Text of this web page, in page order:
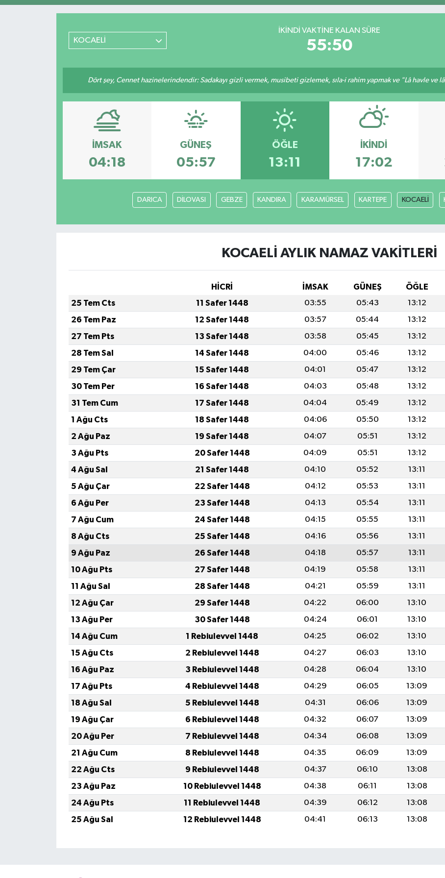
KOCAELİ
İKINDI VAKTINE KALAN SÜRE
55:50
Dört şey, Cennet hazinelerindendir: Sadakayı gizli vermek, musibeti gizlemek, sıla-i rahim yapmak ve "Lâ havle ve
İMSAK
04:18
GÜNEŞ
05:57
ÖĞLE
13:11
İKINDI
17:02
DARICA DİLOVASI GEBZE KANDIRA KARAMÜRSEL KARTEPE KOCAELİ
KOCAELİ AYLIK NAMAZ VAKITLERI
HİCRİ İMSAK GÜNEŞ ÖĞLE
25 Tem Cts
11 Safer 1448 03:55 05:43 13:12
26 Tem Paz
12 Safer 1448 03:57 05:44 13:12
27 Tem Pts
13 Safer 1448 03:58 05:45 13:12
28 Tem Sal
14 Safer 1448 04:00 05:46 13:12
29 Tem Çar
15 Safer 1448 04:01 05:47 13:12
30 Tem Per
16 Safer 1448 04:03 05:48 13:12
31 Tem Cum
17 Safer 1448 04:04 05:49 13:12
1 Ağu Cts
18 Safer 1448 04:06 05:50 13:12
2 Ağu Paz
19 Safer 1448 04:07 05:51 13:12
3 Ağu Pts
20 Safer 1448 04:09 05:51 13:12
4 Ağu Sal
21 Safer 1448 04:10 05:52 13:11
5 Ağu Çar
22 Safer 1448 04:12 05:53 13:11
6 Ağu Per
23 Safer 1448 04:13 05:54 13:11
7 Ağu Cum
24 Safer 1448 04:15 05:55 13:11
8 Ağu Cts
25 Safer 1448 04:16 05:56 13:11
9 Ağu Paz
26 Safer 1448 04:18 05:57 13:11
10 Ağu Pts
27 Safer 1448 04:19 05:58 13:11
11 Ağu Sal
28 Safer 1448 04:21 05:59 13:11
12 Ağu Çar
29 Safer 1448 04:22 06:00 13:10
13 Ağu Per
30 Safer 1448 04:24 06:01 13:10
14 Ağu Cum
1 Rebiulevvel 1448 04:25 06:02 13:10
15 Ağu Cts
2 Rebiulevvel 1448 04:27 06:03 13:10
16 Ağu Paz
3 Rebiulevvel 1448 04:28 06:04 13:10
17 Ağu Pts
4 Rebiulevvel 1448 04:29 06:05 13:09
18 Ağu Sal
5 Rebiulevvel 1448 04:31 06:06 13:09
19 Ağu Çar
6 Rebiulevvel 1448 04:32 06:07 13:09
20 Ağu Per
7 Rebiulevvel 1448 04:34 06:08 13:09
21 Ağu Cum
8 Rebiulevvel 1448 04:35 06:09 13:09
22 Ağu Cts
9 Rebiulevvel 1448 04:37 06:10 13:08
23 Ağu Paz
10 Rebiulevvel 1448 04:38 06:11 13:08
24 Ağu Pts
11 Rebiulevvel 1448 04:39 06:12 13:08
25 Ağu Sal
12 Rebiulevvel 1448 04:41 06:13 13:08
Mersin Tarihi
Özel Haber